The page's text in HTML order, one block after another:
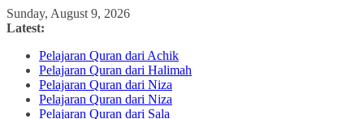
Skip
to
Sunday, August 9, 2026
Latest:
Pelajaran Quran dari Achik
Pelajaran Quran dari Halimah
Pelajaran Quran dari Niza
Pelajaran Quran dari Niza
Pelajaran Quran dari Sala